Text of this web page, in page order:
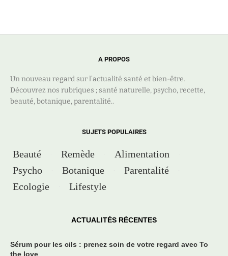
A PROPOS
Un nouveau regard sur l’actualité santé et bien-être.
Découvrez nos rubriques ; santé naturelle, psycho, recette,
beauté, botanique, parentalité..
SUJETS POPULAIRES
Beauté Remède
Alimentation
Psycho
Botanique
Parentalité
Ecologie
Lifestyle
ACTUALITÉS RÉCENTES
Sérum pour les cils : prenez soin de votre regard avec To
the love